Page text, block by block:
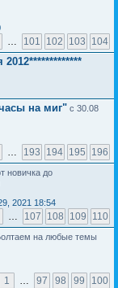
… 101 102 103 104
на миг" с 30.08
… 193 194 195 196
новичка до
2021 18:54
… 107 108 109 110
на любые темы
1 … 97 98 99 100